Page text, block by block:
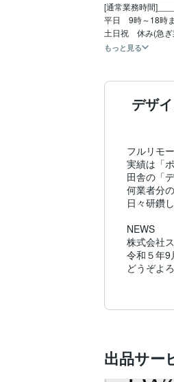
[通常業務時間]____
平日　9時～18時
もっと見る
デザ
フルリモ
実績は「
田舎の「
何業者分
日々研鑽
NEWS
株式会社
令和５年9
どうぞよ
①パンフ
商品開発
出品サー